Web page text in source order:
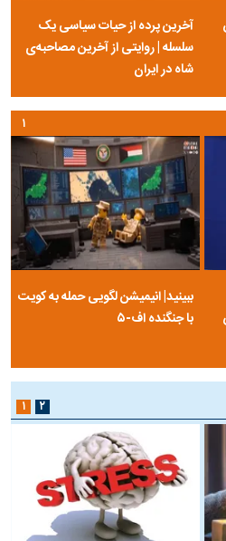
آخرین پرده از حیات سیاسی یک
سلسله | روایتی از آخرین مصاحبه‌ی
شاه در ایران
ببینید| انیمیشن لگویی حمله به کویت
با جنگنده اف-۵
۱
۱ ۲